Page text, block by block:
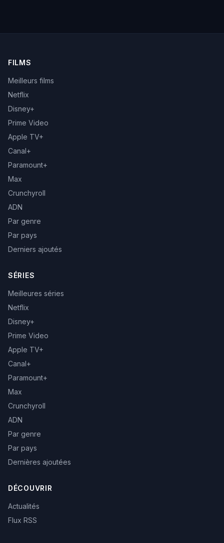
FILMS
Meilleurs films
Netflix
Disney+
Prime Video
Apple TV+
Canal+
Paramount+
Max
Crunchyroll
ADN
Par genre
Par pays
Derniers ajoutés
SÉRIES
Meilleures séries
Netflix
Disney+
Prime Video
Apple TV+
Canal+
Paramount+
Max
Crunchyroll
ADN
Par genre
Par pays
Dernières ajoutées
DÉCOUVRIR
Actualités
Flux RSS